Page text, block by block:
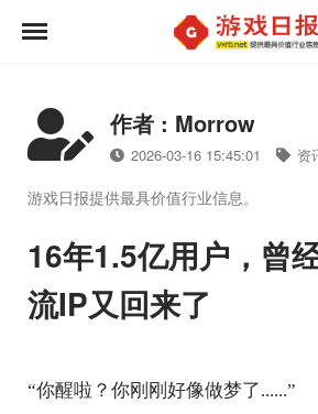
作者 : Morrow
2026-03-16 15:45:01 资
游戏日报提供最具价值行业信息。
16年1.5亿用户，曾
流IP又回来了
“你醒啦？你刚刚好像做梦了......”